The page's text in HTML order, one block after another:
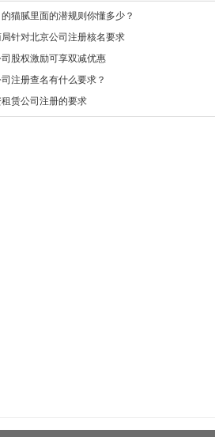
猫腻里面的潜规则你懂多少？
针对北京公司注册核名要求
股权激励可享双减优惠
注册查名有什么要求？
赁公司注册的要求